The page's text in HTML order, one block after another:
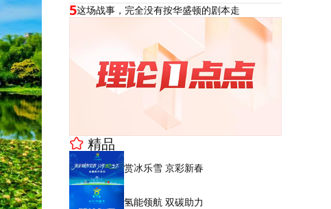
5这场战事，完全没有按华盛顿的剧本走
精品
赏冰乐雪 京彩新春
氢能领航 双碳助力